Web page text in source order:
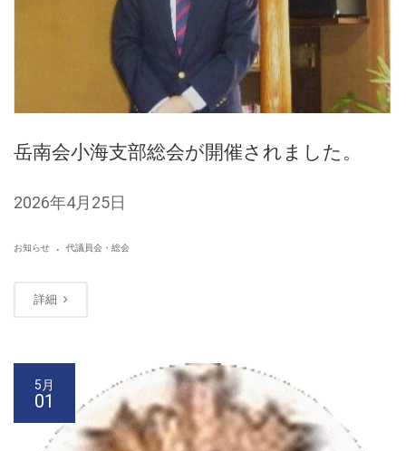
岳南会小海支部総会が開催されました。
2026年4月25日
お知らせ . 代議員会・総会
詳細
5月
01